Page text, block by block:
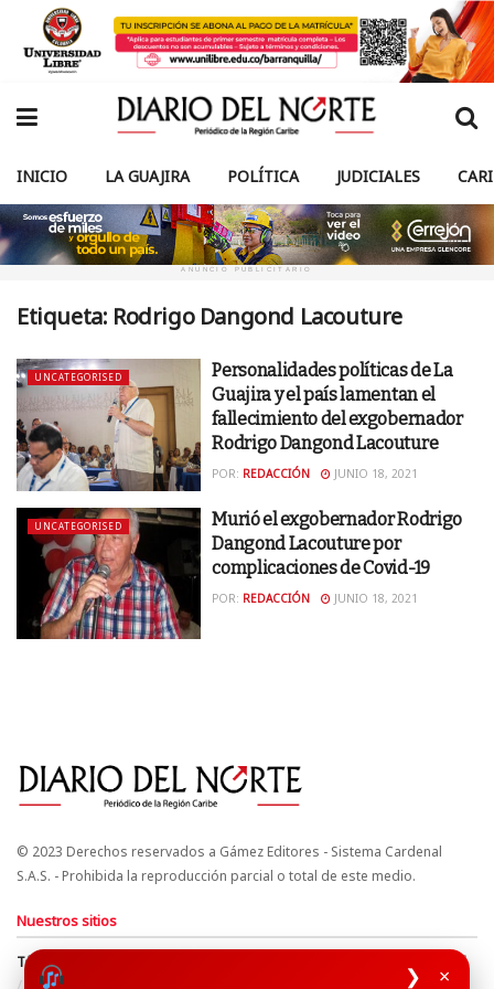
❯ ×
INICIO LA GUAJIRA POLÍTICA JUDICIALES
ANUNCIO PUBLICITARIO
Etiqueta: Rodrigo Dangond Lacouture
UNCATEGORISED
Personalidades políticas de La
Guajira y el país lamentan el
fallecimiento del exgobernador
Rodrigo Dangond Lacouture
POR: REDACCIÓN JUNIO 18, 2021
UNCATEGORISED
Murió el exgobernador Rodrigo
Dangond Lacouture por
complicaciones de Covid-19
POR: REDACCIÓN JUNIO 18, 2021
© 2023 Derechos reservados a Gámez Editores - Sistema Cardenal
S.A.S. - Prohibida la reproducción parcial o total de este medio.
Nuestros sitios
Términos y Condiciones
Derechos de Autor y Propiedad Intelectual